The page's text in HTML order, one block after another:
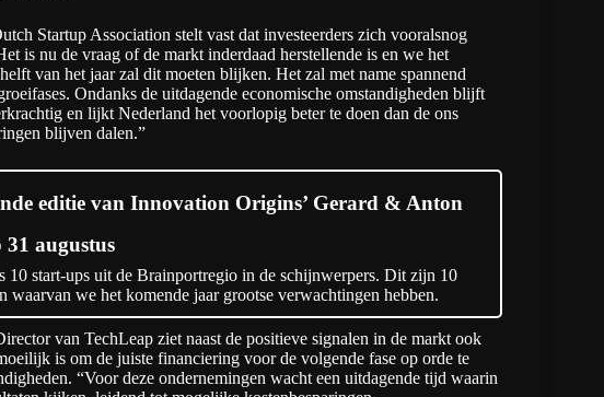
Startup Association stelt vast dat investeerders zich vooralsnog
is nu de vraag of de markt inderdaad herstellende is en we het
van het jaar zal dit moeten blijken. Het zal met name spannend
Ondanks de uitdagende economische omstandigheden blijft
en lijkt Nederland het voorlopig beter te doen dan de ons
blijven dalen.”
editie van Innovation Origins’ Gerard & Anton
augustus
10 start-ups uit de Brainportregio in de schijnwerpers. Dit zijn 10
waarvan we het komende jaar grootse verwachtingen hebben.
van TechLeap ziet naast de positieve signalen in de markt ook
is om de juiste financiering voor de volgende fase op orde te
“Voor deze ondernemingen wacht een uitdagende tijd waarin